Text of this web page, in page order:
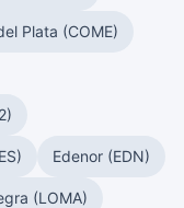
Plata (COME)
Edenor (EDN)
(LOMA)